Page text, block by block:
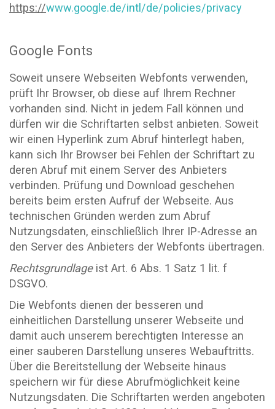
https://www.google.de/intl/de/policies/privacy
Google Fonts
Soweit unsere Webseiten Webfonts verwenden,
prüft Ihr Browser, ob diese auf Ihrem Rechner
vorhanden sind. Nicht in jedem Fall können und
dürfen wir die Schriftarten selbst anbieten. Soweit
wir einen Hyperlink zum Abruf hinterlegt haben,
kann sich Ihr Browser bei Fehlen der Schriftart zu
deren Abruf mit einem Server des Anbieters
verbinden. Prüfung und Download geschehen
bereits beim ersten Aufruf der Webseite. Aus
technischen Gründen werden zum Abruf
Nutzungsdaten, einschließlich Ihrer IP-Adresse an
den Server des Anbieters der Webfonts übertragen.
Rechtsgrundlageist Art. 6 Abs. 1 Satz 1 lit. f
DSGVO.
Die Webfonts dienen der besseren und
einheitlichen Darstellung unserer Webseite und
damit auch unserem berechtigten Interesse an
einer sauberen Darstellung unseres Webauftritts.
Über die Bereitstellung der Webseite hinaus
speichern wir für diese Abrufmöglichkeit keine
Nutzungsdaten. Die Schriftarten werden angeboten